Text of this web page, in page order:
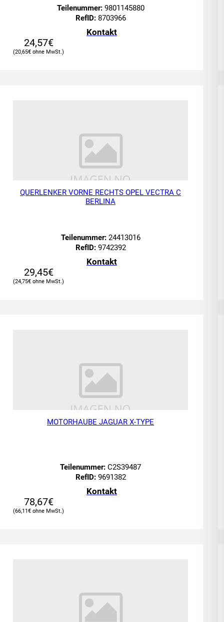
Teilenummer:9801145880
RefID:8703966
Kontakt
24,57€
20,65€
QUERLENKER VORNE RECHTS OPEL VECTRA C
BERLINA
Teilenummer:24413016
RefID:9742392
Kontakt
29,45€
24,75€
MOTORHAUBE JAGUAR X-TYPE
Teilenummer: C2S39487
RefID:9691382
Kontakt
78,67€
66,11€